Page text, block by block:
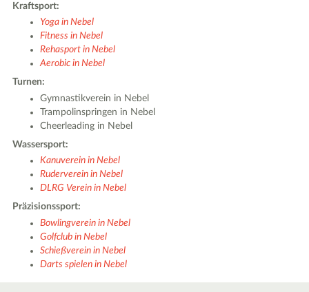
Kraftsport:
Yoga in Nebel
Fitness in Nebel
Rehasport in Nebel
Aerobic in Nebel
Turnen:
Gymnastikverein in Nebel
Trampolinspringen in Nebel
Cheerleading in Nebel
Wassersport:
Kanuverein in Nebel
Ruderverein in Nebel
DLRG Verein in Nebel
Präzisionssport:
Bowlingverein in Nebel
Golfclub in Nebel
Schießverein in Nebel
Darts spielen in Nebel